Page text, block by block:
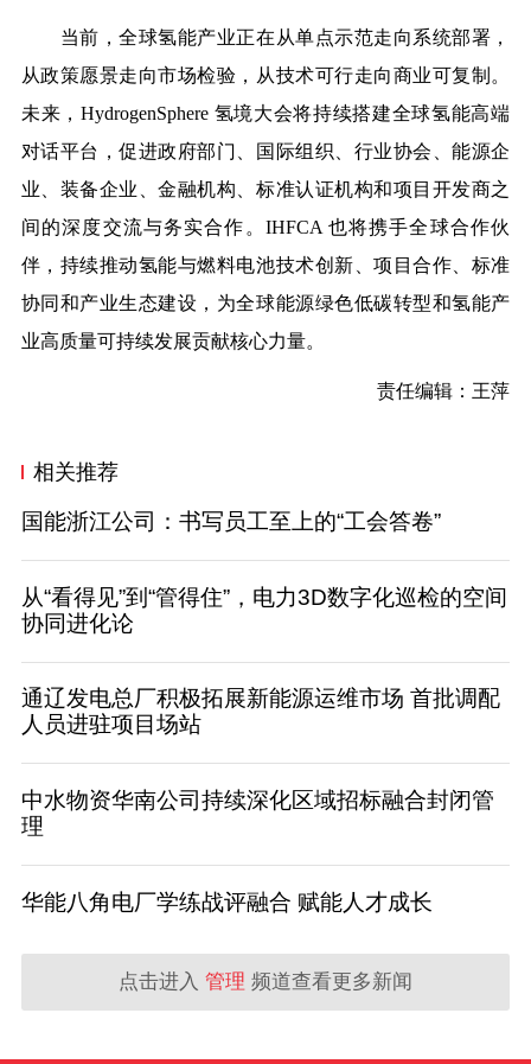
当前，全球氢能产业正在从单点示范走向系统部署，
从政策愿景走向市场检验，从技术可行走向商业可复制。
未来，HydrogenSphere 氢境大会将持续搭建全球氢能高端
对话平台，促进政府部门、国际组织、行业协会、能源企
业、装备企业、金融机构、标准认证机构和项目开发商之
间的深度交流与务实合作。IHFCA 也将携手全球合作伙
伴，持续推动氢能与燃料电池技术创新、项目合作、标准
协同和产业生态建设，为全球能源绿色低碳转型和氢能产
业高质量可持续发展贡献核心力量。
责任编辑：王萍
相关推荐
国能浙江公司：书写员工至上的“工会答卷”
从“看得见”到“管得住”，电力3D数字化巡检的空间
协同进化论
通辽发电总厂积极拓展新能源运维市场 首批调配
人员进驻项目场站
中水物资华南公司持续深化区域招标融合封闭管
理
华能八角电厂学练战评融合 赋能人才成长
点击进入 管理 频道查看更多新闻